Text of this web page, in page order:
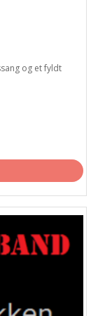
og et fyldt